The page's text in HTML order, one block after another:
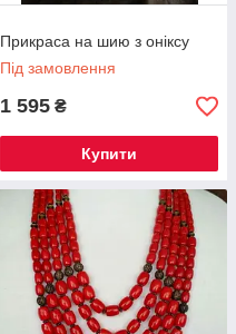
Прикраса на шию з оніксу
Під замовлення
1 595 ₴
Купити